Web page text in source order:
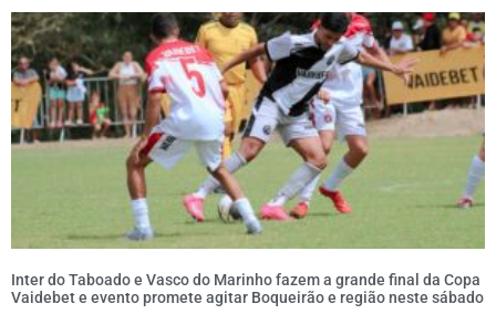
Inter do Taboado e Vasco do Marinho fazem a grande final da Copa
Vaidebet e evento promete agitar Boqueirão e região neste sábado